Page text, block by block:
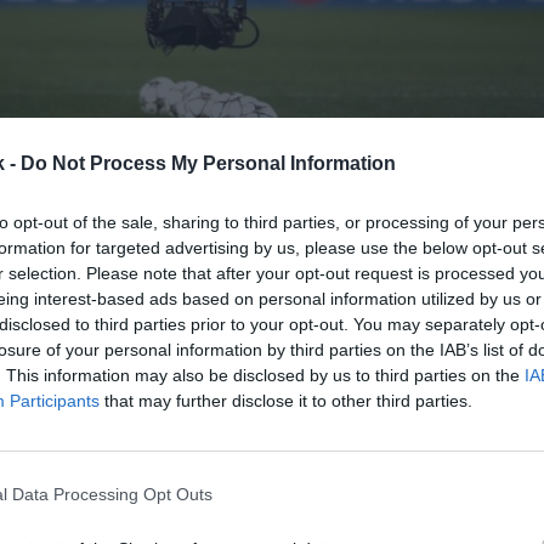
- Do Not Process My Personal Information
opt-out of the sale, sharing to third parties, or processing of your
for targeted advertising by us, please use the below opt-out
selection. Please note that after your opt-out request is processed
interest-based ads based on personal information utilized by us
to third parties prior to your opt-out. You may separately
of your personal information by third parties on the IAB’s list of
This information may also be disclosed by us to third parties on the
Participants that may further disclose it to other third parties.
Data Processing Opt Outs
15 de febrero de 2022
Guardar Me gusta
a la televisión pública. Rtve se hace con uno
en el mundo del deportetras llegar a un
emitir la final de la Champions el próximo 28
del contrato no se han desvelado.
después desde que lo hiciera por Antena 3.